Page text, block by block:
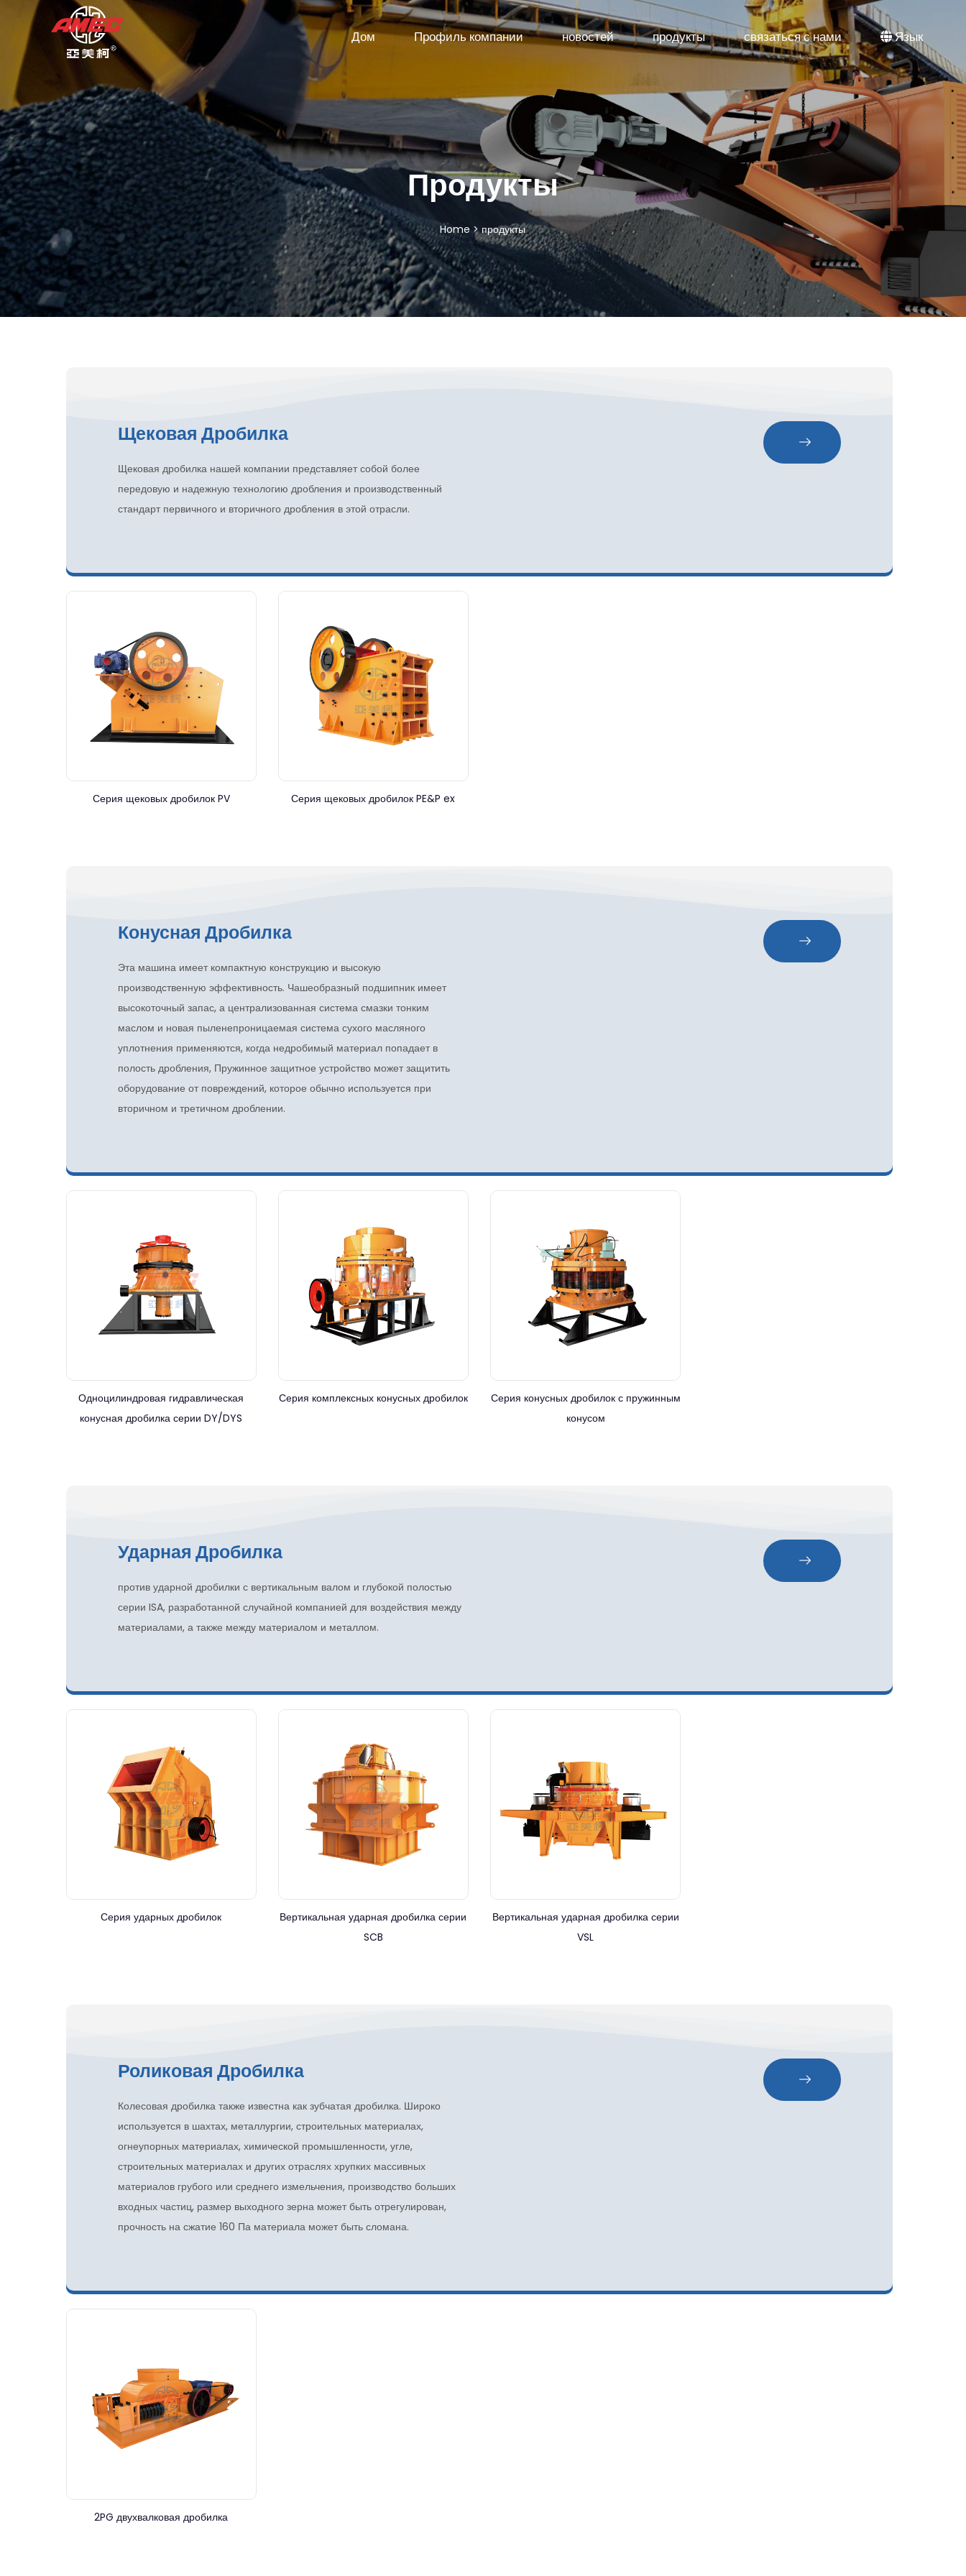
Дом Профиль компании новостей продукты связаться с нами Язык
Продукты
Home >продукты
Щековая Дробилка
Щековая дробилка нашей компании представляет собой более
передовую и надежную технологию дробления и производственный
стандарт первичного и вторичного дробления в этой отрасли.
Серия щековых дробилок PV Серия щековых дробилок PE&P ex
Конусная Дробилка
Эта машина имеет компактную конструкцию и высокую
производственную эффективность. Чашеобразный подшипник имеет
высокоточный запас, а централизованная система смазки тонким
маслом и новая пыленепроницаемая система сухого масляного
уплотнения применяются, когда недробимый материал попадает в
полость дробления, Пружинное защитное устройство может защитить
оборудование от повреждений, которое обычно используется при
вторичном и третичном дроблении.
Одноцилиндровая гидравлическая
конусная дробилка серии DY/DYS
Серия комплексных конусных дробилок
Серия конусных дробилок с пружинным
конусом
Ударная Дробилка
против ударной дробилки с вертикальным валом и глубокой полостью
серии ISA, разработанной случайной компанией для воздействия между
материалами, а также между материалом и металлом.
Серия ударных дробилок
Вертикальная ударная дробилка серии
SCB
Вертикальная ударная дробилка серии
VSL
Роликовая Дробилка
Колесовая дробилка также известна как зубчатая дробилка. Широко
используется в шахтах, металлургии, строительных материалах,
огнеупорных материалах, химической промышленности, угле,
строительных материалах и других отраслях хрупких массивных
материалов грубого или среднего измельчения, производство больших
входных частиц, размер выходного зерна может быть отрегулирован,
прочность на сжатие 160 Па материала может быть сломана.
2PG двухвалковая дробилка